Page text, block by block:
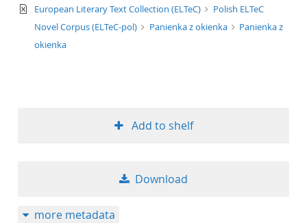
text/xml
European Literary Text Collection (ELTeC)
Polish ELTeC
Novel Corpus (ELTeC-pol)
Panienka z okienka
Panienka z
okienka
Add to shelf
Download
more metadata